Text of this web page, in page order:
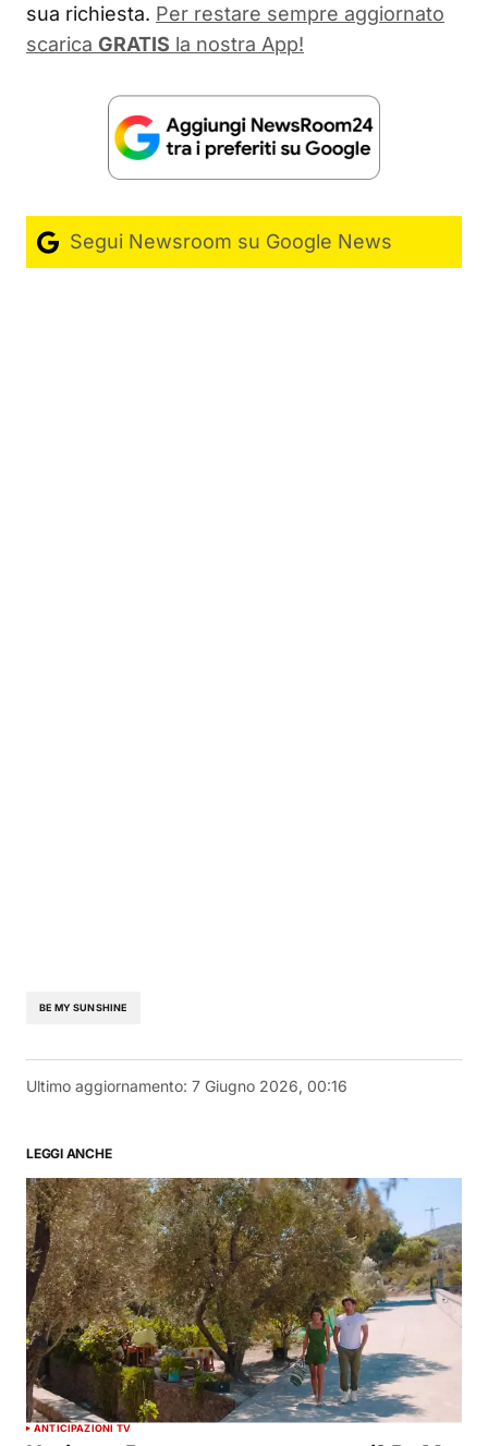
sua richiesta. Per restare sempre aggiornato
scarica GRATIS la nostra App!
Segui Newsroom su Google News
BE MY SUNSHINE
Ultimo aggiornamento: 7 Giugno 2026, 00:16
LEGGI ANCHE
ANTICIPAZIONI TV